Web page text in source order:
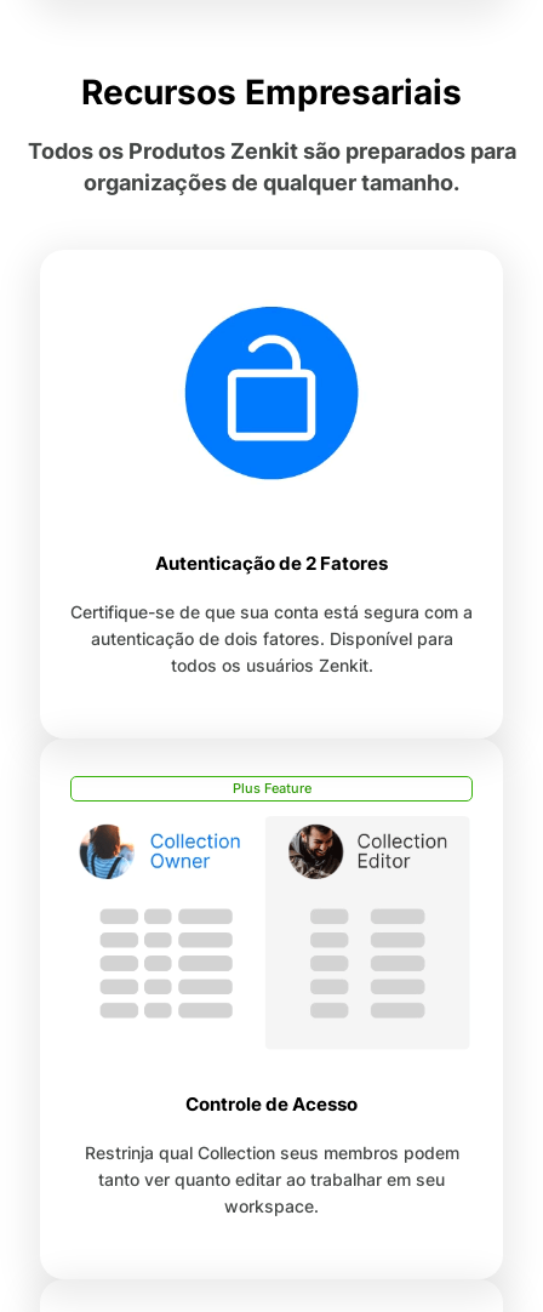
Recursos Empresariais
Todos os Produtos Zenkit são preparados para
organizações de qualquer tamanho.
Autenticação de 2 Fatores
Certifique-se de que sua conta está segura com a
autenticação de dois fatores. Disponível para
todos os usuários Zenkit.
Plus Feature
Controle de Acesso
Restrinja qual Collection seus membros podem
tanto ver quanto editar ao trabalhar em seu
workspace.